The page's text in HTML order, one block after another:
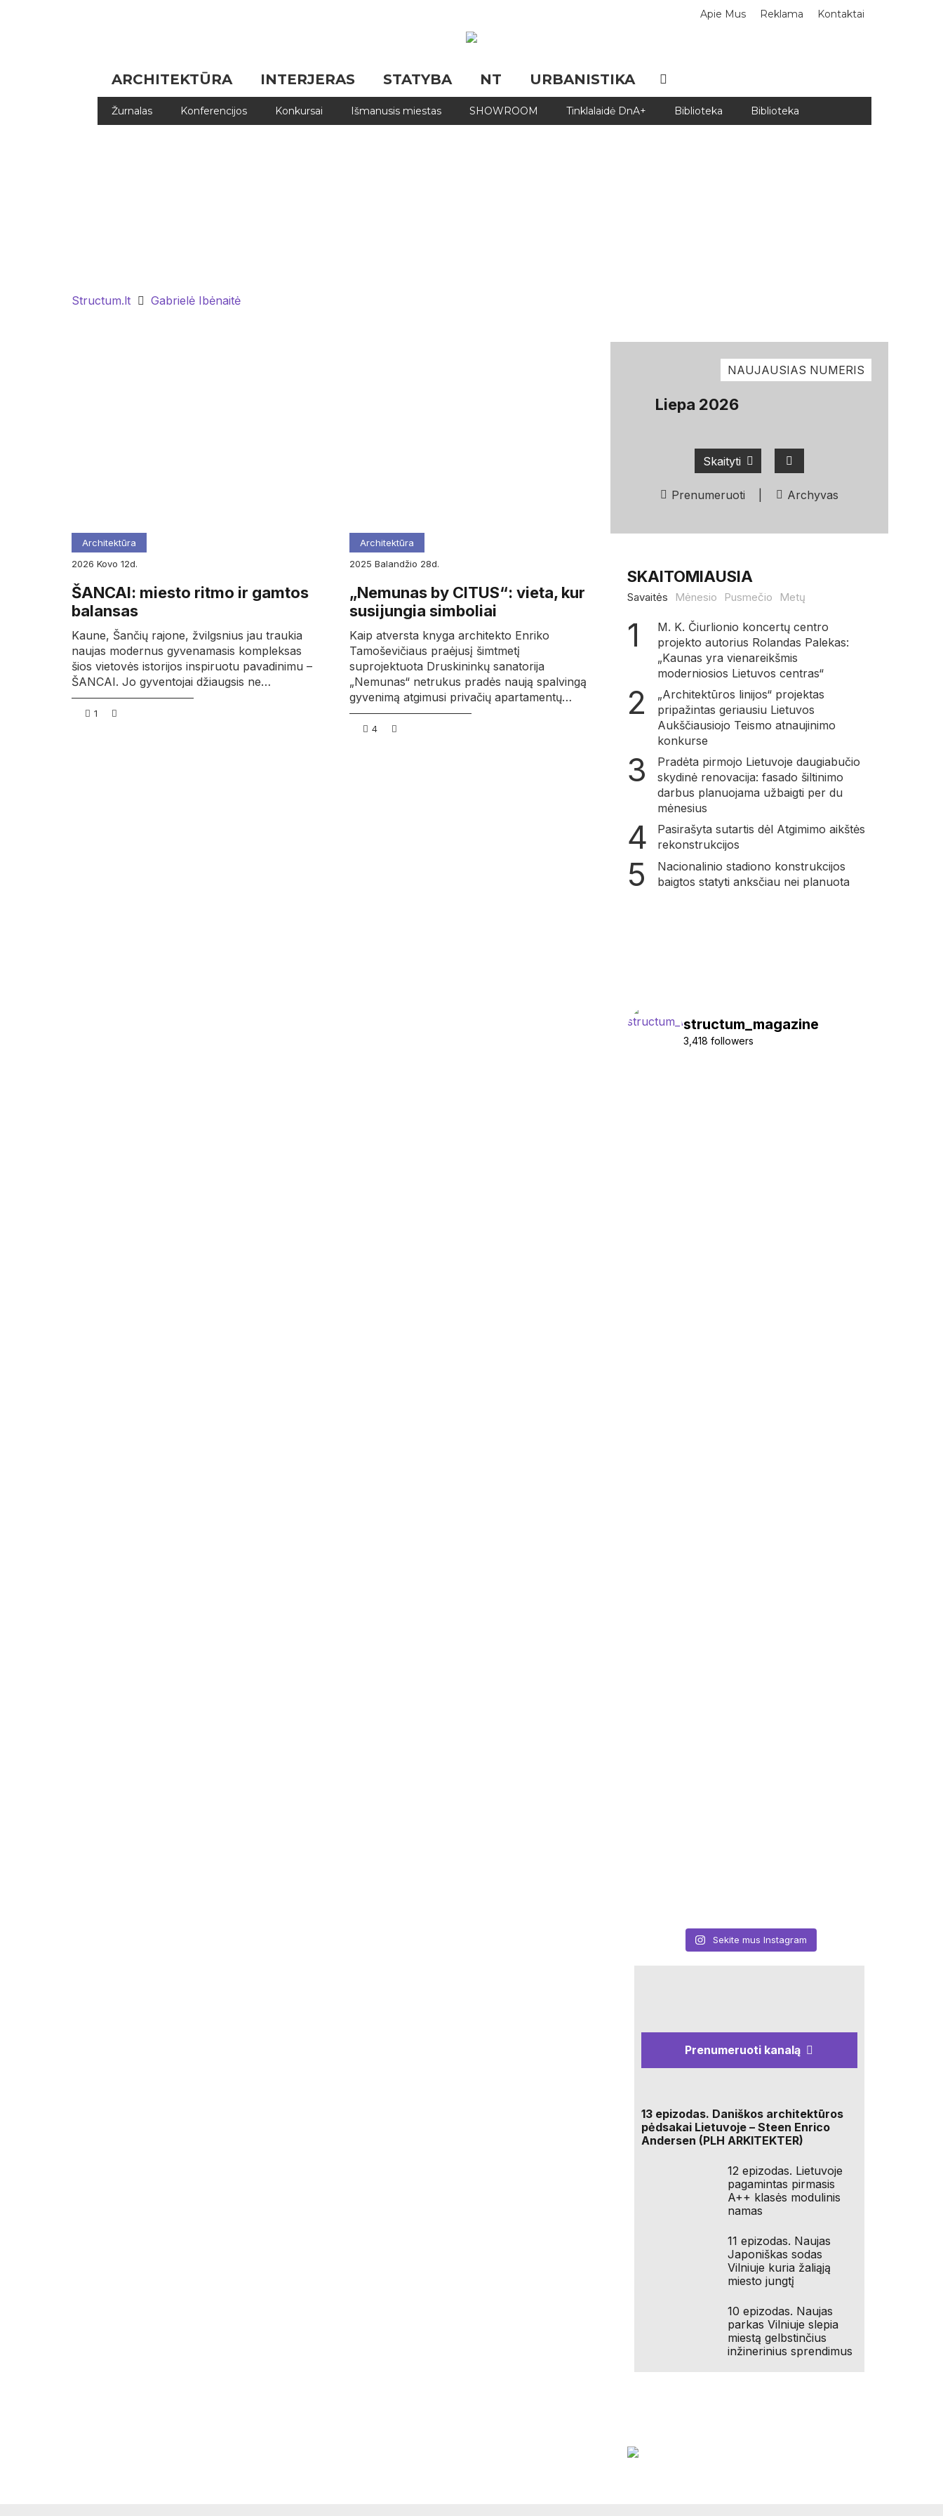
Apie Mus Reklama Kontaktai
ARCHITEKTŪRA INTERJERAS STATYBA NT URBANISTIKA
Žurnalas Konferencijos Konkursai Išmanusis miestas SHOWROOM Tinklalaidė DnA+ Biblioteka Biblioteka
Structum.lt Gabrielė Ibėnaitė
Architektūra
2026
kovo 12d.
ŠANCAI: miesto ritmo ir gamtos
balansas
Kaune, Šančių rajone, žvilgsnius jau traukia
naujas modernus gyvenamasis kompleksas
šios vietovės istorijos inspiruotu pavadinimu –
ŠANCAI. Jo gyventojai džiaugsis ne…
1
Architektūra
2025
balandžio 28d.
„Nemunas by CITUS“: vieta, kur
susijungia simboliai
Kaip atversta knyga architekto Enriko
Tamoševičiaus praėjusį šimtmetį
suprojektuota Druskininkų sanatorija
„Nemunas“ netrukus pradės naują spalvingą
gyvenimą atgimusi privačių apartamentų…
4
NAUJAUSIAS NUMERIS
Liepa 2026
Skaityti
Prenumeruoti Archyvas
SKAITOMIAUSIA
Savaitės Mėnesio Pusmečio Metų
M. K. Čiurlionio koncertų centro
projekto autorius Rolandas Palekas:
„Kaunas yra vienareikšmis
moderniosios Lietuvos centras“
„Architektūros linijos“ projektas
pripažintas geriausiu Lietuvos
Aukščiausiojo Teismo atnaujinimo
konkurse
Pradėta pirmojo Lietuvoje daugiabučio
skydinė renovacija: fasado šiltinimo
darbus planuojama užbaigti per du
mėnesius
Pasirašyta sutartis dėl Atgimimo aikštės
rekonstrukcijos
Nacionalinio stadiono konstrukcijos
baigtos statyti anksčiau nei planuota
structum_magazine
3,418 followers
Sekite mus Instagram
Prenumeruoti kanalą
13 epizodas. Daniškos architektūros
pėdsakai Lietuvoje – Steen Enrico
Andersen (PLH ARKITEKTER)
12 epizodas. Lietuvoje
pagamintas pirmasis
A++ klasės modulinis
namas
11 epizodas. Naujas
Japoniškas sodas
Vilniuje kuria žaliąją
miesto jungtį
10 epizodas. Naujas
parkas Vilniuje slepia
miestą gelbstinčius
inžinerinius sprendimus